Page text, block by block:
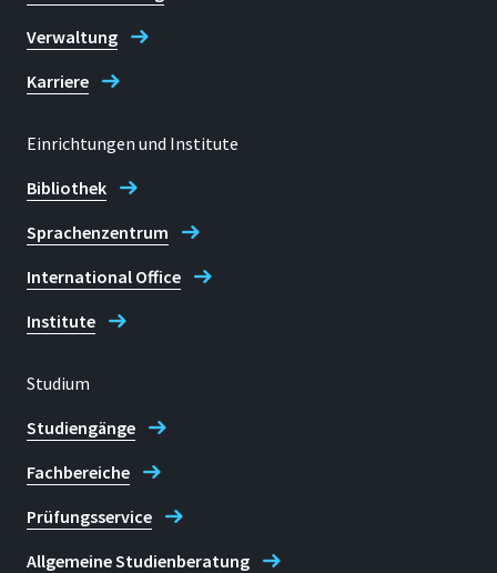
Verwaltung
Karriere
Einrichtungen und Institute
Bibliothek
Sprachenzentrum
International Office
Institute
Studium
Studiengänge
Fachbereiche
Prüfungsservice
Allgemeine Studienberatung